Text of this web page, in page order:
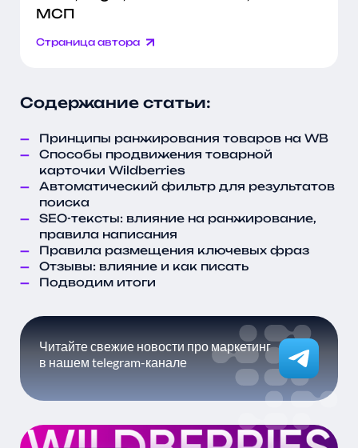
МСП
Страница автора
Содержание статьи:
Принципы ранжирования товаров на WB
Способы продвижения товарной
карточки Wildberries
Автоматический фильтр для результатов
поиска
SEO-тексты: влияние на ранжирование,
правила написания
Правила размещения ключевых фраз
Отзывы: влияние и как писать
Подводим итоги
Читайте свежие новости про маркетинг
в нашем telegram-канале